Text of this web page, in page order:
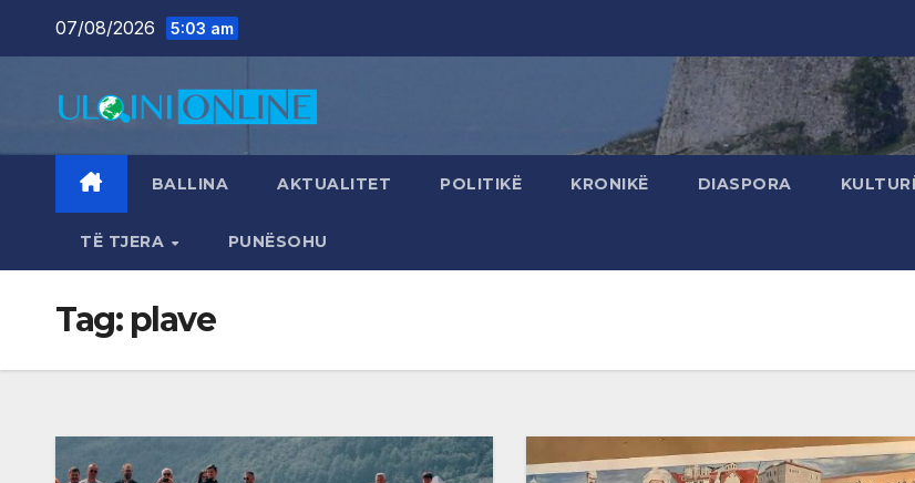
07/08/2026 5:03 am
BALLINA AKTUALITET POLITIKË KRONIKË DIASPORA
TË TJERA PUNËSOHU
Tag: plave